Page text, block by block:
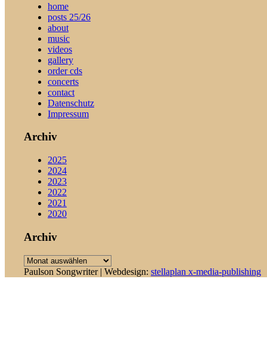
home
posts 25/26
about
music
videos
gallery
order cds
concerts
contact
Datenschutz
Impressum
Archiv
2025
2024
2023
2022
2021
2020
Archiv
Archiv
Paulson Songwriter | Webdesign: stellaplan x-media-publishing